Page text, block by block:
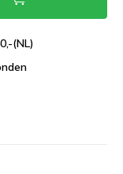
(NL)